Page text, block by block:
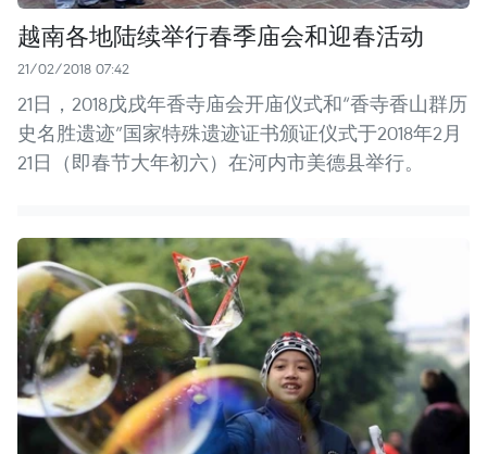
越南各地陆续举行春季庙会和迎春活动
21/02/2018 07:42
21日，2018戊戌年香寺庙会开庙仪式和“香寺香山群历
史名胜遗迹”国家特殊遗迹证书颁证仪式于2018年2月
21日（即春节大年初六）在河内市美德县举行。